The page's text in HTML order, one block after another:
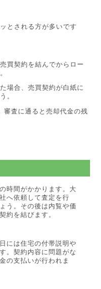
とされる方が多いです
買契約を結んでからロー
場合、売買契約が白紙に
。
審査に通ると売却代金の残
時間がかかります。大
へ依頼して査定を行
う。その後は内覧や価
約を結びます。
には住宅の付帯説明や
。契約内容に問題がな
の支払いが行われま